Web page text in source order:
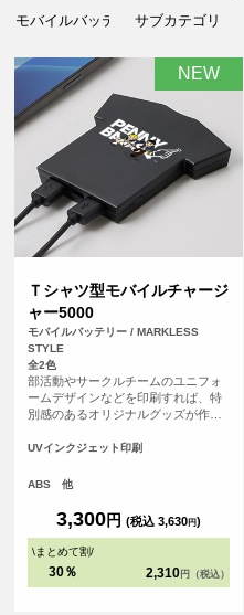
NEW
Ｔシャツ型モバイルチャージ
ャー5000
モバイルバッテリー / MARKLESS
STYLE
全2色
部活動やサークルチームのユニフォ
ームデザインなどを印刷すれば、特
別感のあるオリジナルグッズが作れ
周年記念のほか、アーティストの物
アイテムです。
UVインクジェット印刷
ABS 他
3,300円 (税込 3,630円)
\まとめて割/
30％ 2,310 円（税込）